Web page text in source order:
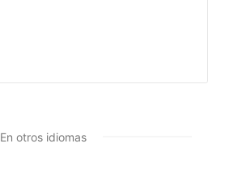
En otros idiomas